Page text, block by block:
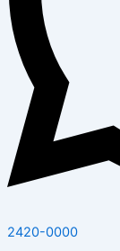
2420-0000